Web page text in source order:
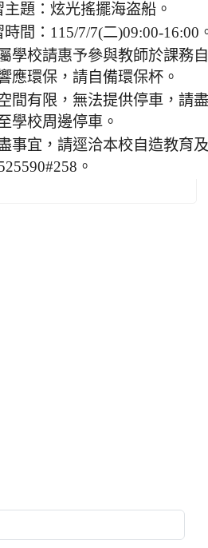
主題：炫光搖擺海盗船。
時間：115/7/7(二)09:00-16:00
學校請惠予參與教師於課務
應環保，請自備環保杯。
間有限，無法提供停車，請
學校周邊停車。
事宜，請逕洽本校自造教育
。